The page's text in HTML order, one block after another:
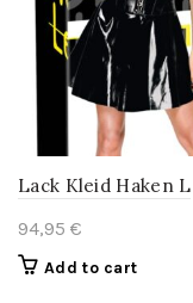
Lack Kleid Haken L
94,95 €
Add to cart